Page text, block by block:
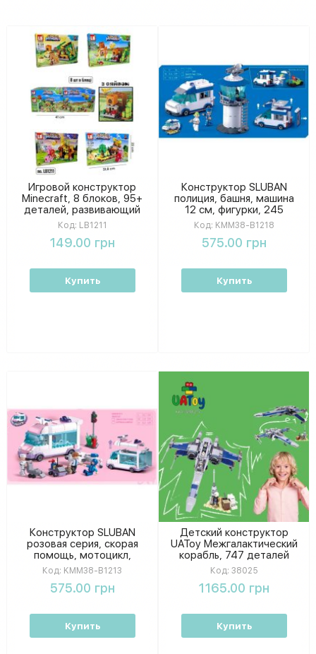
Игровой конструктор
Minecraft, 8 блоков, 95+
деталей, развивающий
игровой комплект для
мальчиков и девочек
Код: LB1211
149.00 грн
Купить
Конструктор SLUBAN
полиция, башня, машина
12 см, фигурки, 245
деталей, в коробке, 38-
24-7см KMM38-B1218
Код: KMM38-B1218
575.00 грн
Купить
Конструктор SLUBAN
розовая серия, скорая
помощь, мотоцикл,
фигурки,251 деталь, в
коробке KMM38-B1213
Код: KMM38-B1213
575.00 грн
Купить
Детский конструктор
UAToy Межгалактический
корабль, 747 деталей
Код: 38025
1165.00 грн
Купить